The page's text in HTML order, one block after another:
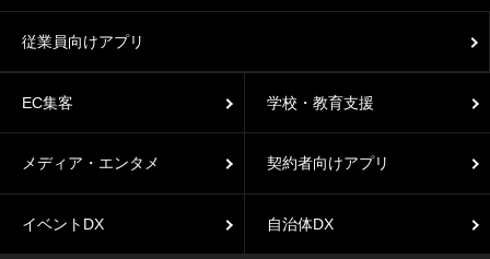
従業員向けアプリ
EC集客 学校・教育支援
メディア・エンタメ 契約者向けアプリ
イベントDX 自治体DX